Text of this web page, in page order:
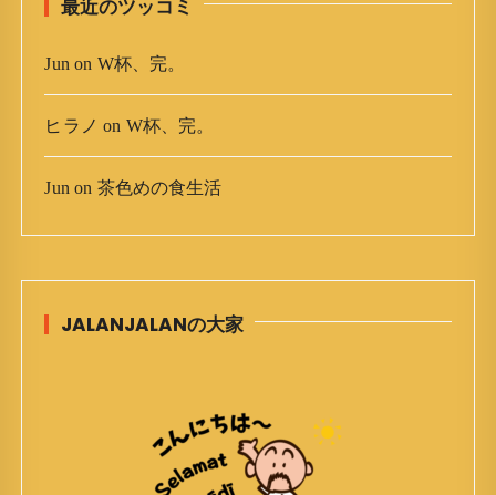
最近のツッコミ
Jun on W杯、完。
ヒラノ on W杯、完。
Jun on 茶色めの食生活
JALANJALANの大家